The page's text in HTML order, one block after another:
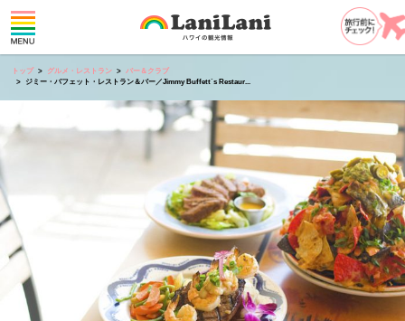
トップ グルメ・レストラン
バー＆クラブ
ジミー・バフェット・レストラン＆バー／Jimmy Buffett´s Restaur...